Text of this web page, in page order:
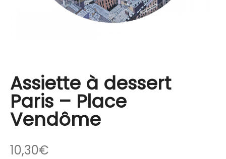
Assiette à dessert
Paris – Place
Vendôme
10,30€